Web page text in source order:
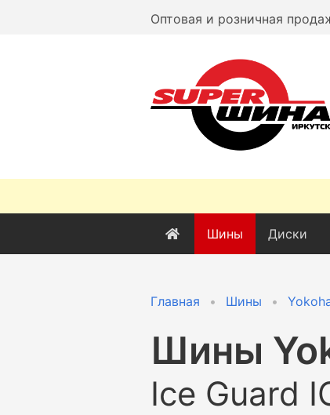
Оптовая и розничная
Шины Диски
Главная Шины
Шины
Ice Guard